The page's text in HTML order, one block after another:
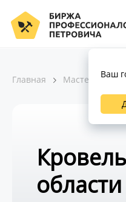
Главная Мастера по
области
Ваш